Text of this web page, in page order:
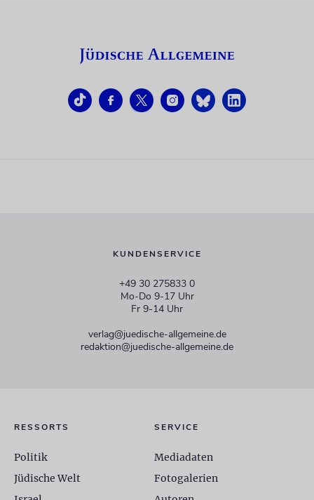
KUNDENSERVICE
+49 30 275833 0
Mo-Do 9-17 Uhr
Fr 9-14 Uhr
verlag@juedische-allgemeine.de
redaktion@juedische-allgemeine.de
RESSORTS
Politik
Jüdische Welt
SERVICE
Mediadaten
Fotogalerien